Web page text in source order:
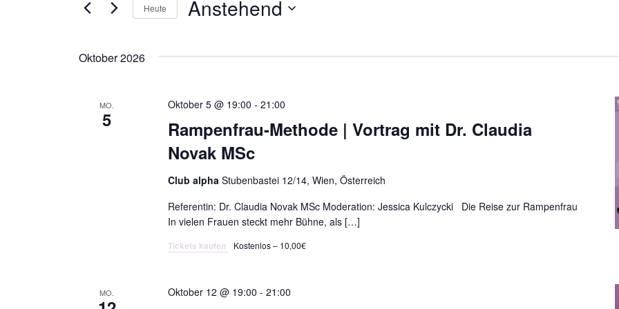
Veranstaltungen
Heute Anstehend
Oktober 2026
MO.
5
Rampenfrau-Methode | Vortrag mit Dr. Claudia
Novak MSc
Oktober 5 @ 19:00 -21:00
Club alphaStubenbastei 12/14, Wien, Österreich
Referentin: Dr. Claudia Novak MSc Moderation: Jessica Kulczycki Die Reise zur Rampenfrau
In vielen Frauen steckt mehr Bühne, als […]
Tickets kaufen Kostenlos – 10,00€
MO. Oktober 12 @ 19:00 -21:00